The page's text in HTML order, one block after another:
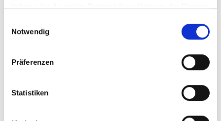
Notwendig
Präferenzen
Statistiken
Sonnige 3-Zimmer-Wohnung mit Süd-Balkon nähe